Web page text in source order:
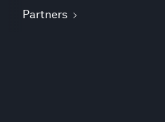
Partners